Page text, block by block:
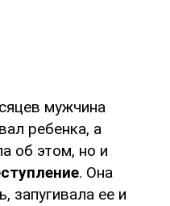
мужчина
ребенка, а
об этом, но и
. Она
запугивала ее и